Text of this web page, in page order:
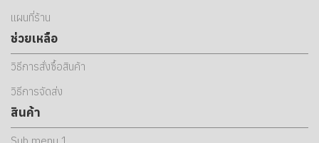
แผนที่ร้าน
ช่วยเหลือ
วิธีการสั่งซื้อสินค้า
วิธีการจัดส่ง
สินค้า
Sub menu 1